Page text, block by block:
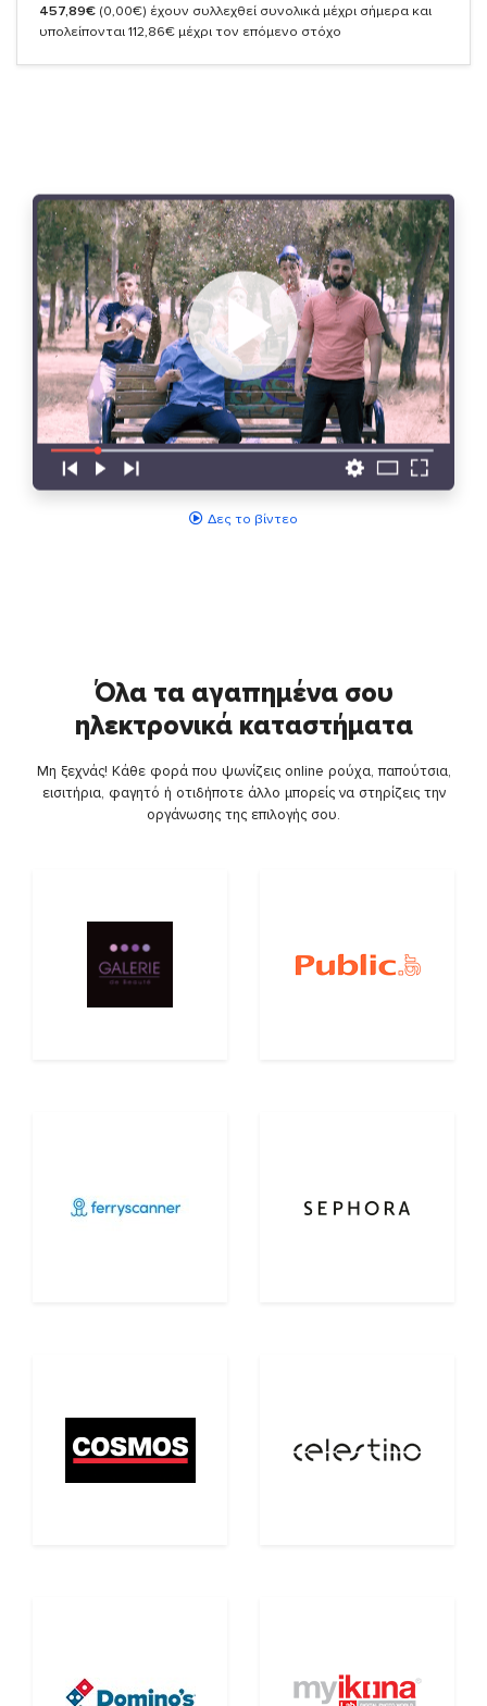
457,89€ (0,00€) έχουν συλλεχθεί συνολικά μέχρι σήμερα και
υπολείπονται 112,86€ μέχρι τον επόμενο στόχο
Δες το βίντεο
Όλα τα αγαπημένα σου
ηλεκτρονικά καταστήματα
Μη ξεχνάς! Κάθε φορά που ψωνίζεις online ρούχα, παπούτσια,
εισιτήρια, φαγητό ή οτιδήποτε άλλο μπορείς να στηρίζεις την
οργάνωσης της επιλογής σου.